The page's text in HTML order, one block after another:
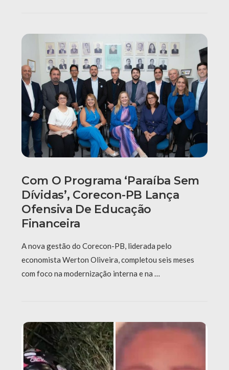
Com O Programa ‘Paraíba Sem
Dívidas’, Corecon-PB Lança
Ofensiva De Educação
Financeira
A nova gestão do Corecon-PB, liderada pelo
economista Werton Oliveira, completou seis meses
com foco na modernização interna e na …